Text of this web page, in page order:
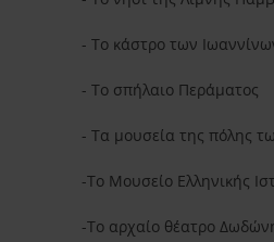
- Το κάστρο των
- Το σπήλαιο Περάματος
- Τα μουσεία της πόλης
-Το Μουσείο Ελληνικής
-Το αρχαίο θέατρο